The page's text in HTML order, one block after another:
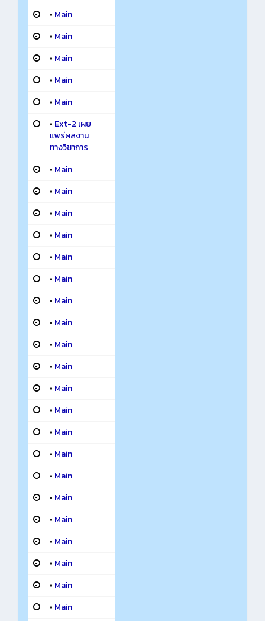
• Main
• Main
• Main
• Main
• Main
• Ext-2 เผย
แพร่ผลงาน
ทางวิชาการ
• Main
• Main
• Main
• Main
• Main
• Main
• Main
• Main
• Main
• Main
• Main
• Main
• Main
• Main
• Main
• Main
• Main
• Main
• Main
• Main
• Main